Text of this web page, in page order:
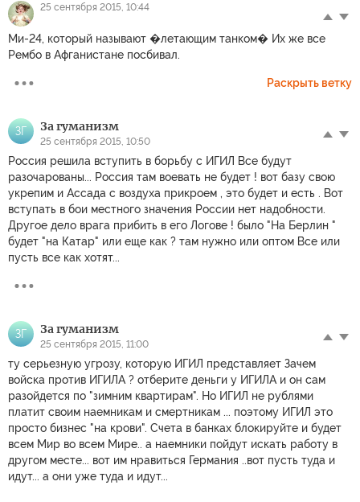
25 сентября 2015, 10:44
Ми-24, который называют �летающим танком� Их же все
Рембо в Афганистане посбивал.
Раскрыть ветку
ЗГ За гуманизм
25 сентября 2015, 10:50
Россия решила вступить в борьбу с ИГИЛ Все будут
разочарованы... Россия там воевать не будет ! вот базу свою
укрепим и Ассада с воздуха прикроем , это будет и есть . Вот
вступать в бои местного значения России нет надобности.
Другое дело врага прибить в его Логове ! было "На Берлин "
будет "на Катар" или еще как ? там нужно или оптом Все или
пусть все как хотят...
ЗГ За гуманизм
25 сентября 2015, 11:00
ту серьезную угрозу, которую ИГИЛ представляет Зачем
войска против ИГИЛА ? отберите деньги у ИГИЛА и он сам
разойдется по "зимним квартирам". Но ИГИЛ не рублями
платит своим наемникам и смертникам ... поэтому ИГИЛ это
просто бизнес "на крови". Счета в банках блокируйте и будет
всем Мир во всем Мире.. а наемники пойдут искать работу в
другом месте... вот им нравиться Германия ..вот пусть туда и
идут... а они уже туда и идут...